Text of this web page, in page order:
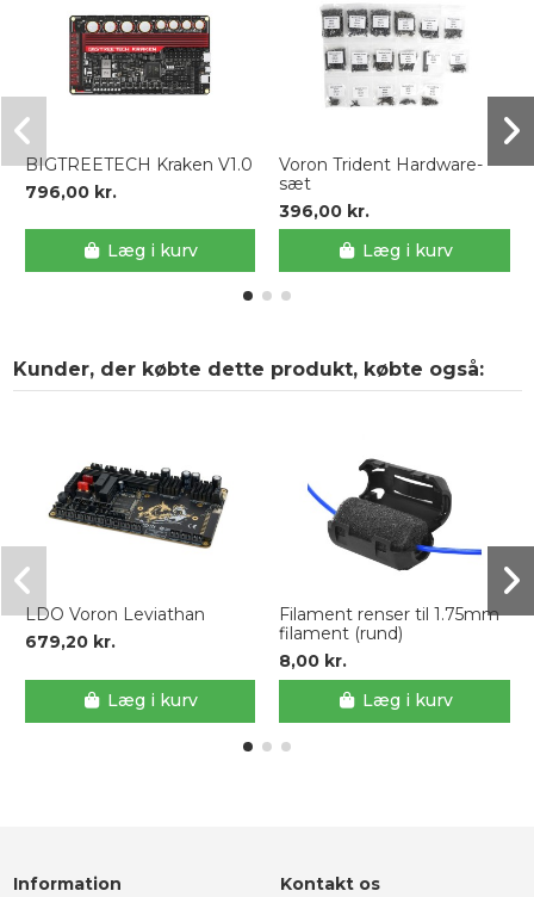
BIGTREETECH Kraken V1.0
796,00 kr.
Læg i kurv
Voron Trident Hardware-
sæt
396,00 kr.
Læg i kurv
Kunder, der købte dette produkt, købte også:
LDO Voron Leviathan
679,20 kr.
Læg i kurv
Filament renser til 1.75mm
filament (rund)
8,00 kr.
Læg i kurv
Information Kontakt os